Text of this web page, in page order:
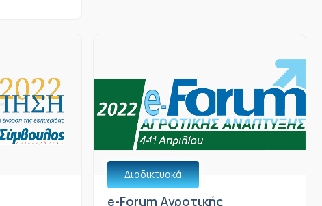
Διαδικτυακά
e-Forum Αγροτικής